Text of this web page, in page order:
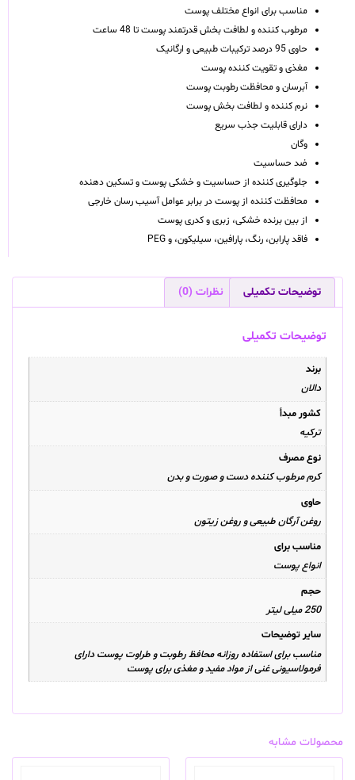
مناسب برای انواع مختلف پوست
مرطوب کننده و لطافت بخش قدرتمند پوست تا 48 ساعت
حاوی 95 درصد ترکیبات طبیعی و ارگانیک
مغذی و تقویت کننده پوست
آبرسان و محافظت رطوبت پوست
نرم کننده و لطافت بخش پوست
دارای قابلیت جذب سریع
وگان
ضد حساسیت
جلوگیری کننده از حساسیت و خشکی پوست و تسکین دهنده
محافظت کننده از پوست در برابر عوامل آسیب رسان خارجی
از بین برنده خشکی، زبری و کدری پوست
فاقد پارابن، رنگ، پارافین، سیلیکون، و PEG
توضیحات تکمیلی نظرات (0)
توضیحات تکمیلی
برند
دالان
کشور مبدأ
ترکیه
نوع مصرف
کرم مرطوب کننده دست و صورت و بدن
حاوی
روغن آرگان طبیعی و روغن زیتون
مناسب برای
انواع پوست
حجم
250 میلی لیتر
سایر توضیحات
مناسب برای استفاده روزانه محافظ رطوبت و طراوت پوست دارای
فرمولاسیونی غنی از مواد مفید و مغذی برای پوست
محصولات مشابه